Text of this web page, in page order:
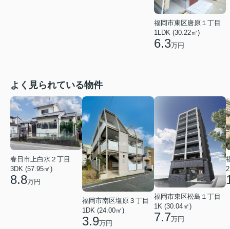
福岡市東区唐原１丁目
1LDK (30.22㎡)
6.3万円
よく見られている物件
春日市上白水２丁目
3DK (57.95㎡)
8.8万円
福岡市南区塩原３丁目
1DK (24.00㎡)
3.9万円
福岡市東区松島１丁目
1K (30.04㎡)
7.7万円